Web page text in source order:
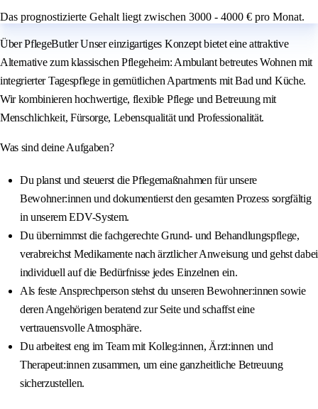
Das prognostizierte Gehalt liegt zwischen 3000 - 4000 € pro Monat.
Über PflegeButler Unser einzigartiges Konzept bietet eine attraktive
Alternative zum klassischen Pflegeheim: Ambulant betreutes Wohnen mit
integrierter Tagespflege in gemütlichen Apartments mit Bad und Küche.
Wir kombinieren hochwertige, flexible Pflege und Betreuung mit
Menschlichkeit, Fürsorge, Lebensqualität und Professionalität.
Was sind deine Aufgaben?
Du planst und steuerst die Pflegemaßnahmen für unsere
Bewohner:innen und dokumentierst den gesamten Prozess sorgfältig
in unserem EDV-System.
Du übernimmst die fachgerechte Grund- und Behandlungspflege,
verabreichst Medikamente nach ärztlicher Anweisung und gehst dabei
individuell auf die Bedürfnisse jedes Einzelnen ein.
Als feste Ansprechperson stehst du unseren Bewohner:innen sowie
deren Angehörigen beratend zur Seite und schaffst eine
vertrauensvolle Atmosphäre.
Du arbeitest eng im Team mit Kolleg:innen, Ärzt:innen und
Therapeut:innen zusammen, um eine ganzheitliche Betreuung
sicherzustellen.